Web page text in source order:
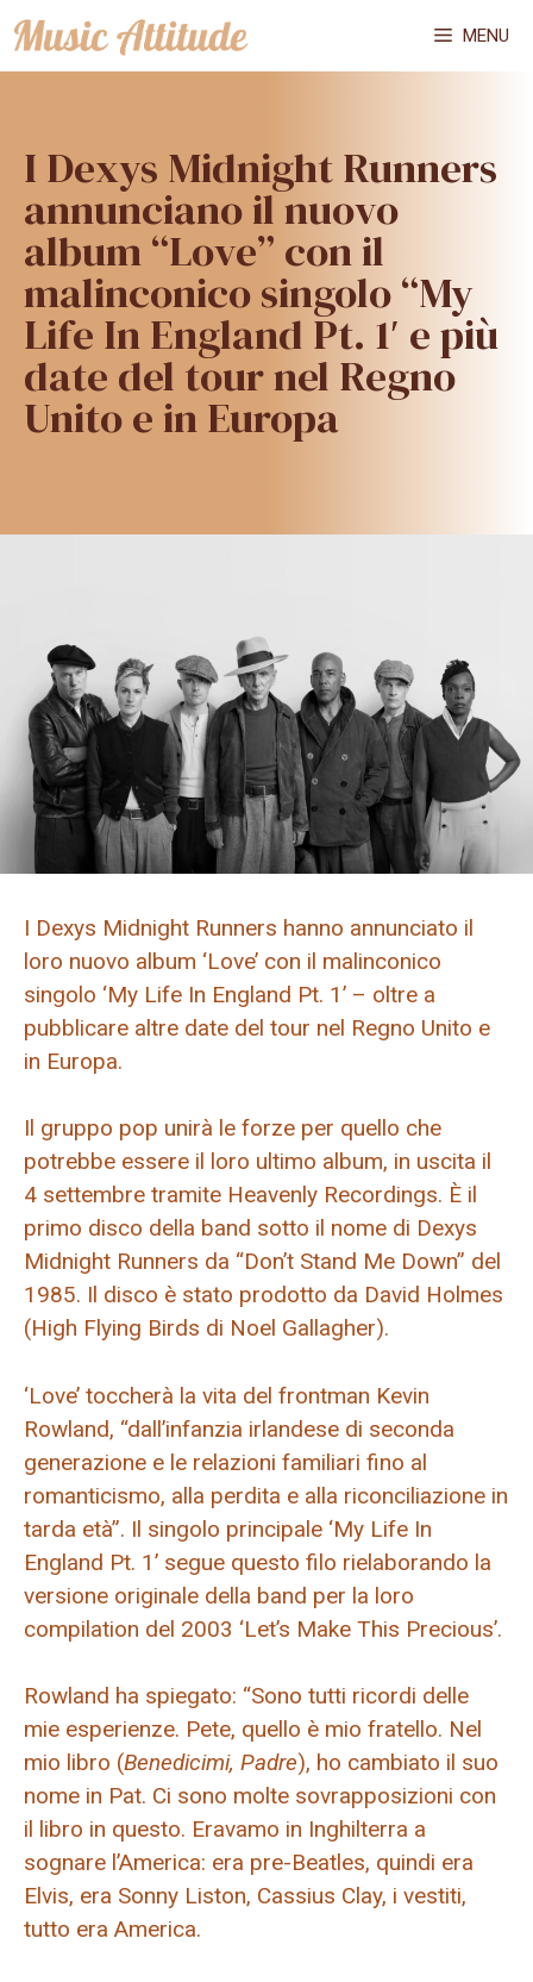
Vai
al
MENU
I Dexys Midnight Runners
annunciano il nuovo
album “Love” con il
malinconico singolo “My
Life In England Pt. 1′ e più
date del tour nel Regno
Unito e in Europa
I Dexys Midnight Runners hanno annunciato il
loro nuovo album ‘Love’ con il malinconico
singolo ‘My Life In England Pt. 1’ – oltre a
pubblicare altre date del tour nel Regno Unito e
in Europa.
Il gruppo pop unirà le forze per quello che
potrebbe essere il loro ultimo album, in uscita il
4 settembre tramite Heavenly Recordings. È il
primo disco della band sotto il nome di Dexys
Midnight Runners da “Don’t Stand Me Down” del
1985. Il disco è stato prodotto da David Holmes
(High Flying Birds di Noel Gallagher).
‘Love’ toccherà la vita del frontman Kevin
Rowland, “dall’infanzia irlandese di seconda
generazione e le relazioni familiari fino al
romanticismo, alla perdita e alla riconciliazione in
tarda età”. Il singolo principale ‘My Life In
England Pt. 1’ segue questo filo rielaborando la
versione originale della band per la loro
compilation del 2003 ‘Let’s Make This Precious’.
Rowland ha spiegato: “Sono tutti ricordi delle
mie esperienze. Pete, quello è mio fratello. Nel
mio libro (Benedicimi, Padre), ho cambiato il suo
nome in Pat. Ci sono molte sovrapposizioni con
il libro in questo. Eravamo in Inghilterra a
sognare l’America: era pre-Beatles, quindi era
Elvis, era Sonny Liston, Cassius Clay, i vestiti,
tutto era America.